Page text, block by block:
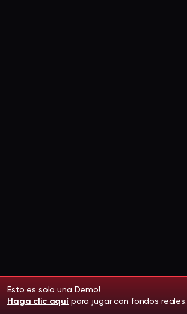
Esto es solo una Demo!
Haga clic aquí para jugar con fondos reales.